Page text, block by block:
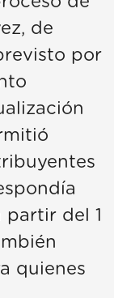
de
por
partir del 1
quienes